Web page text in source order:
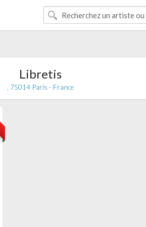
Libretis
, 75014 Paris - France